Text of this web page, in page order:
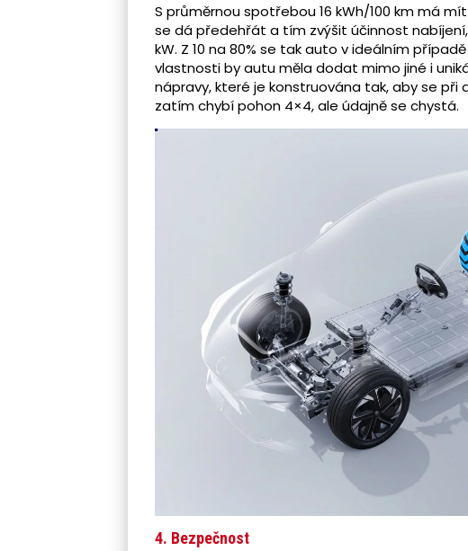
S průměrnou spotřebou 16 kWh/100 km má
se dá předehřát a tím zvýšit účinnost
kW. Z 10 na 80% se tak auto v ideálním
vlastnosti by autu měla dodat mimo jiné i
nápravy, které je konstruována tak, aby se při
zatím chybí pohon 4×4, ale údajně se chystá.
4. Bezpečnost